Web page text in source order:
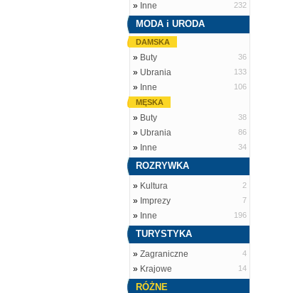
» Inne 232
MODA i URODA
DAMSKA
» Buty 36
» Ubrania 133
» Inne
106
MĘSKA
» Buty 38
» Ubrania 86
» Inne 34
ROZRYWKA
» Kultura 2
» Imprezy 7
» Inne 196
TURYSTYKA
» Zagraniczne 4
» Krajowe 14
RÓŻNE